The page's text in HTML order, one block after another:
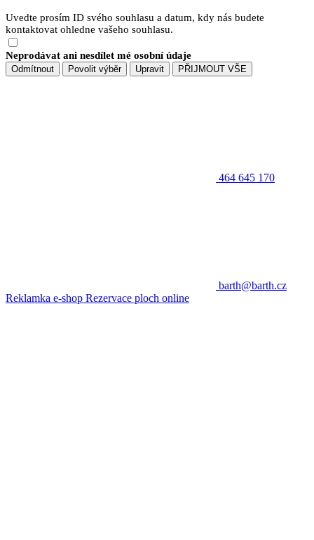
Uvedte prosím ID svého souhlasu a datum, kdy nás budete
kontaktovat ohledne vašeho souhlasu.
Neprodávat ani nesdílet mé osobní údaje
Odmítnout Povolit výběr Upravit PŘIJMOUT VŠE
464 645 170
barth@barth.cz
Reklamka e-shop Rezervace ploch online